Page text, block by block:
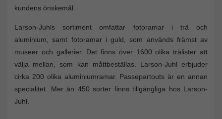
kundens önskemål.
Larson-Juhls sortiment omfattar fotoramar i trä och
aluminium, samt fotoramar i guld, som används främst av
museer och gallerier. Det finns över 1600 olika trälister att
välja mellan, som kan måttbeställas. Larson-Juhl erbjuder
cirka 200 olika aluminiumramar. Passepartouts är en annan
specialitet. Mer än 450 sorter finns tillgängliga hos Larson-
Juhl.